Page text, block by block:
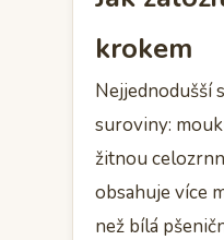
krokem
Nejjednodušší
suroviny:
žitnou
obsahuje více
než bílá